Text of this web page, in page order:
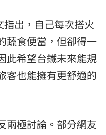
出，自己每次搭火
蔬食便當，但卻得一
此希望台鐵未來能規
客也能擁有更舒適的
兩極討論。部分網友